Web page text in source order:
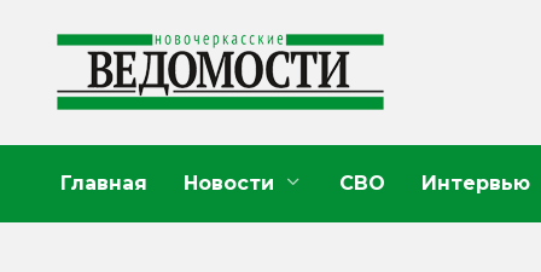
содержанию
Главная Новости СВО Интервью